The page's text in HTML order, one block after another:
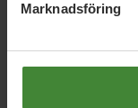
Marknadsföring
Visa resultat